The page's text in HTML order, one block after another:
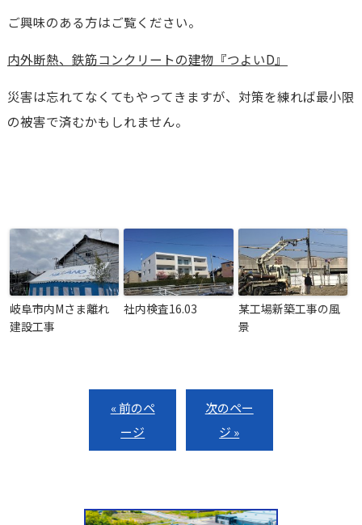
ご興味のある方はご覧ください。
内外断熱、鉄筋コンクリートの建物『つよいD』
災害は忘れてなくてもやってきますが、対策を練れば最小限
の被害で済むかもしれません。
岐阜市内Mさま離れ
建設工事
社内検査16.03
某工場新築工事の風
景
« 前のペ
ージ
次のペー
ジ »